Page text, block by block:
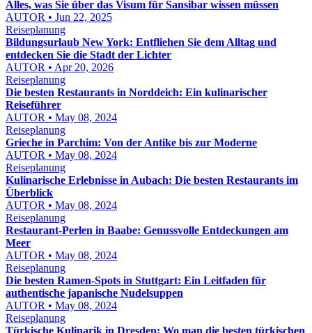
Alles, was Sie über das Visum für Sansibar wissen müssen
AUTOR • Jun 22, 2025
Reiseplanung
Bildungsurlaub New York: Entfliehen Sie dem Alltag und
entdecken Sie die Stadt der Lichter
AUTOR • Apr 20, 2026
Reiseplanung
Die besten Restaurants in Norddeich: Ein kulinarischer
Reiseführer
AUTOR • May 08, 2024
Reiseplanung
Grieche in Parchim: Von der Antike bis zur Moderne
AUTOR • May 08, 2024
Reiseplanung
Kulinarische Erlebnisse in Aubach: Die besten Restaurants im
Überblick
AUTOR • May 08, 2024
Reiseplanung
Restaurant-Perlen in Baabe: Genussvolle Entdeckungen am
Meer
AUTOR • May 08, 2024
Reiseplanung
Die besten Ramen-Spots in Stuttgart: Ein Leitfaden für
authentische japanische Nudelsuppen
AUTOR • May 08, 2024
Reiseplanung
Türkische Kulinarik in Dresden: Wo man die besten türkischen